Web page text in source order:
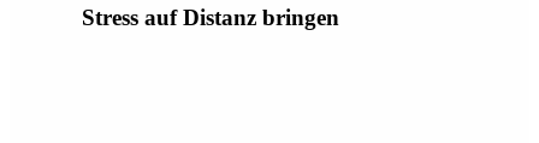
Stress auf Distanz bringen